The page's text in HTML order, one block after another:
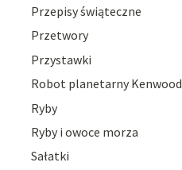
Przepisy świąteczne
Przetwory
Przystawki
Robot planetarny Kenwood
Ryby
Ryby i owoce morza
Sałatki